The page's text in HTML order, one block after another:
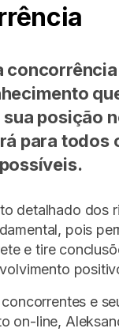
posição
para todos
detalhado dos
pois
e tire
e
on-line,